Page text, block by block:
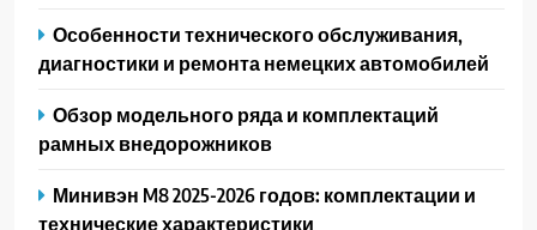
Особенности технического обслуживания,
диагностики и ремонта немецких автомобилей
Обзор модельного ряда и комплектаций
рамных внедорожников
Минивэн M8 2025-2026 годов: комплектации и
технические характеристики